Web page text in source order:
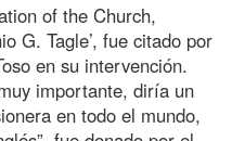
of the Church,
G. Tagle’, fue citado por
en su intervención.
importante, diría un
en todo el mundo,